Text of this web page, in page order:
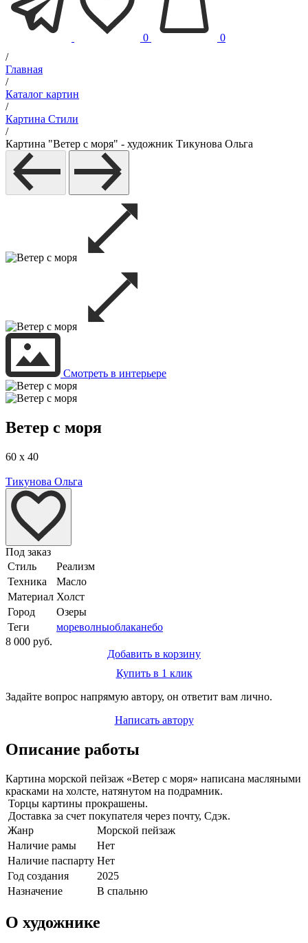
0
0
/
Главная
/
Каталог картин
/
Картина Стили
/
Картина "Ветер с моря" - художник Тикунова Ольга
Смотреть в интерьере
Ветер с моря
60 x 40
Тикунова Ольга
Под заказ
Стиль
Реализм
Техника
Масло
Материал Холст
Город
Озеры
Теги
мореволныоблаканебо
8 000 руб.
Добавить в корзину
Купить в 1 клик
Задайте вопрос напрямую автору, он ответит вам лично.
Написать автору
Описание работы
Картина морской пейзаж «Ветер с моря» написана масляными
красками на холсте, натянутом на подрамник.
Торцы картины прокрашены.
Доставка за счет покупателя через почту, Сдэк.
Жанр
Морской пейзаж
Наличие рамы
Нет
Наличие паспарту Нет
Год создания
2025
Назначение
В спальню
О художнике